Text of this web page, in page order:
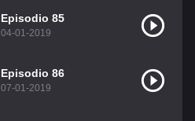
Episodio 85
04-01-2019
Episodio 86
07-01-2019